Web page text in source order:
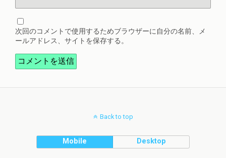
次回のコメントで使用するためブラウザーに自分の名前、メ
ールアドレス、サイトを保存する。
Back to top
Mobile Desktop